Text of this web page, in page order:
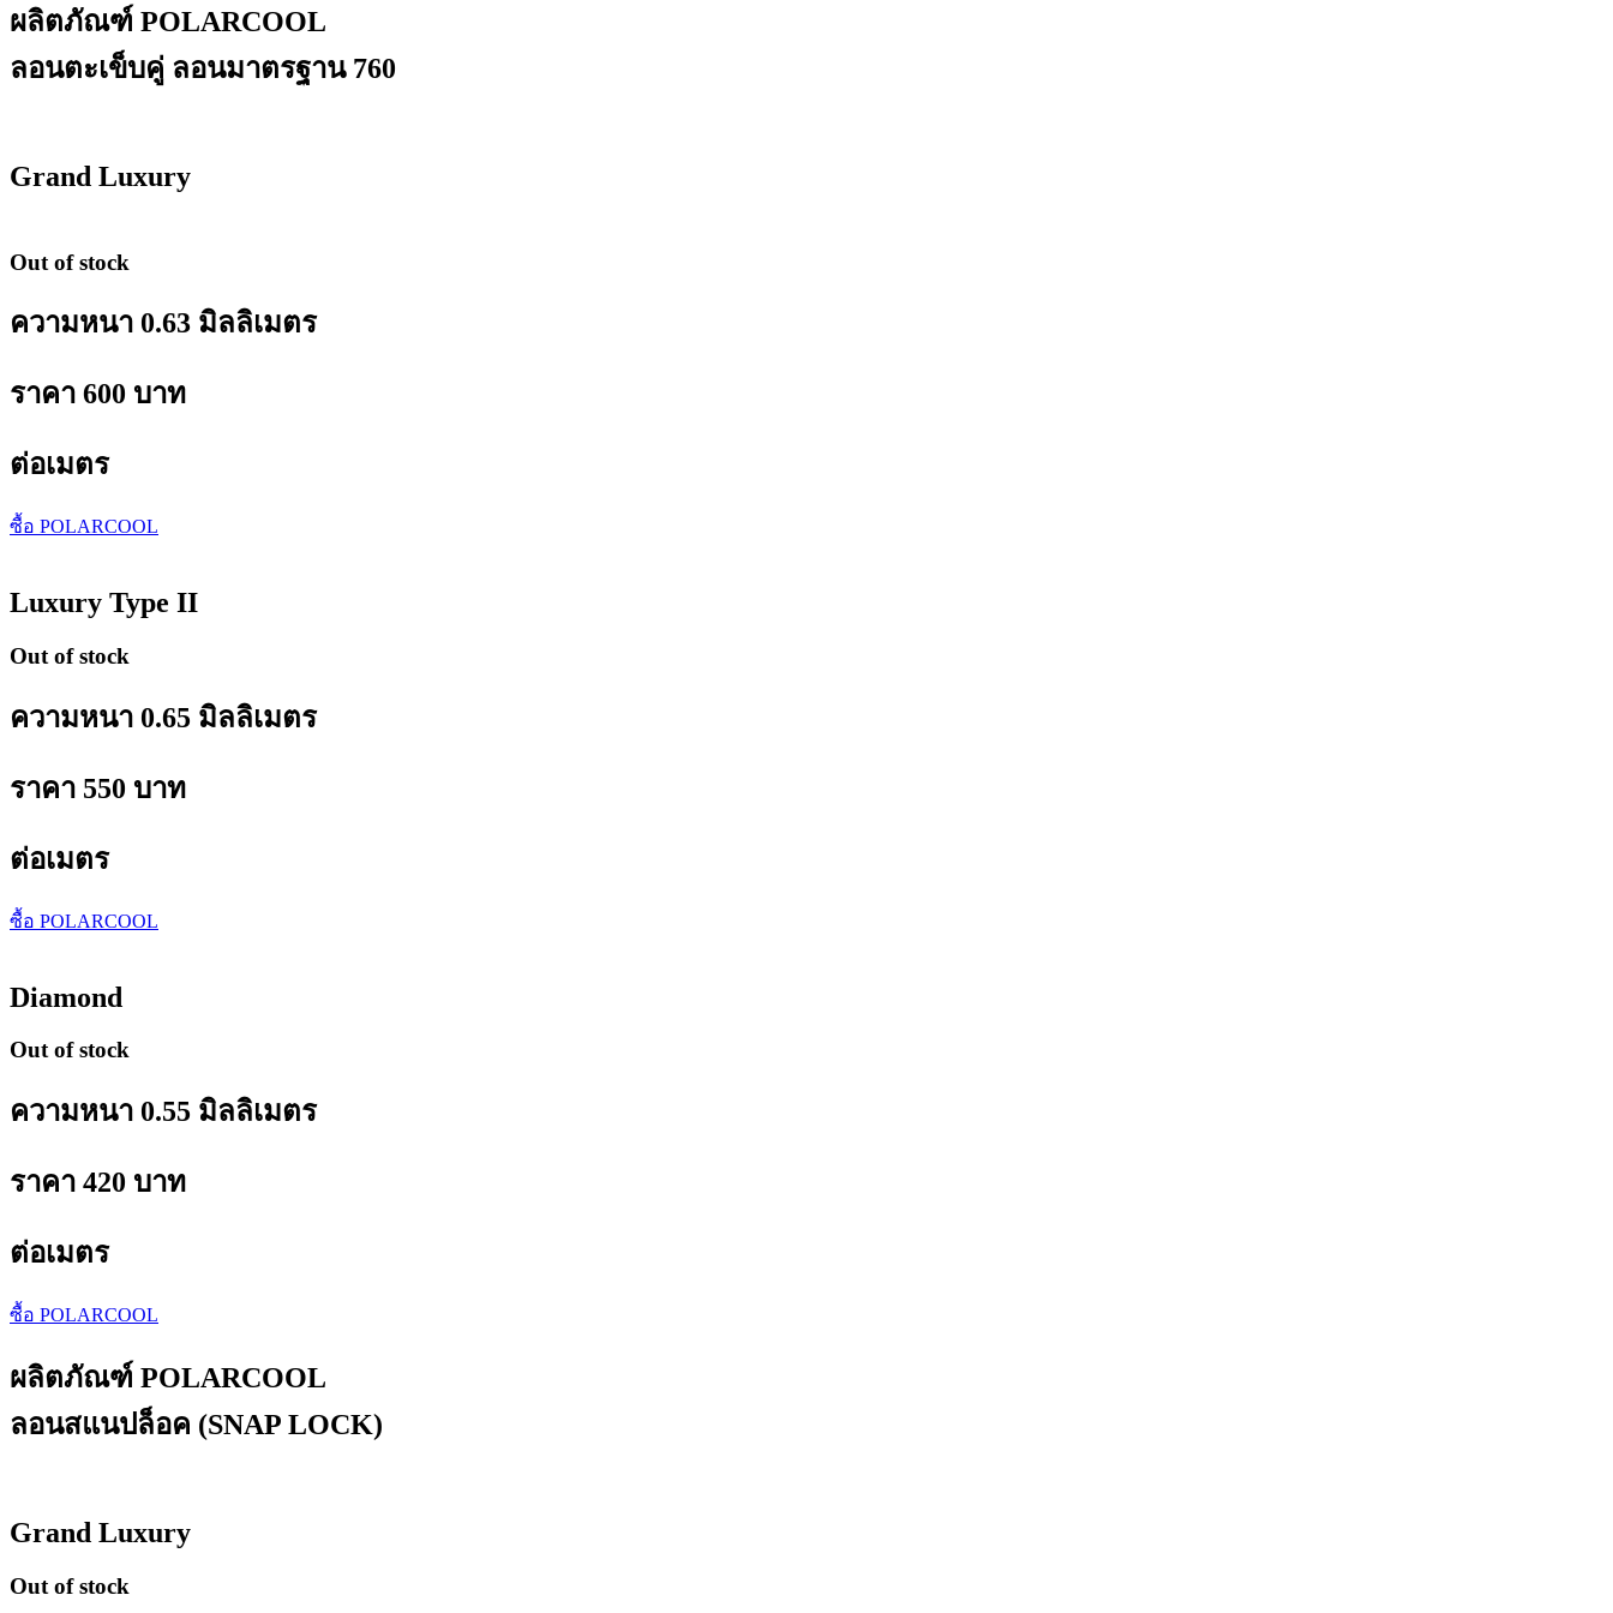
ผลิตภัณฑ์ POLARCOOL
ลอนตะเข็บคู่ ลอนมาตรฐาน 760
Grand Luxury
Out of stock
ความหนา 0.63 มิลลิเมตร
ราคา 600 บาท
ต่อเมตร
ซื้อ POLARCOOL
Luxury Type II
Out of stock
ความหนา 0.65 มิลลิเมตร
ราคา 550 บาท
ต่อเมตร
ซื้อ POLARCOOL
Diamond
Out of stock
ความหนา 0.55 มิลลิเมตร
ราคา 420 บาท
ต่อเมตร
ซื้อ POLARCOOL
ผลิตภัณฑ์ POLARCOOL
ลอนสแนปล็อค (SNAP LOCK)
Grand Luxury
Out of stock